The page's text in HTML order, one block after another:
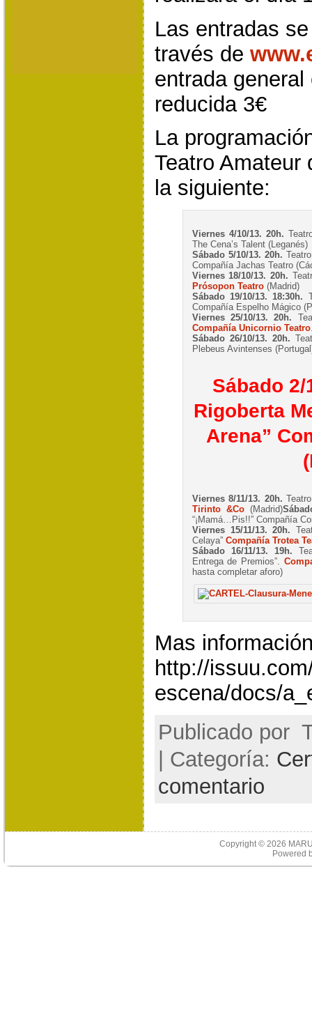
Las entradas
través de
entrada
reducida 3€
La
Teatro Amateur
la siguiente:
Viernes 4/10/13. 20h.
The Cena’s Talent (Leganés)
Sábado 5/10/13. 20h.
Compañía Jachas Teatro
Viernes 18/10/13. 20h.
Prósopon Teatro(Madrid)
Sábado 19/10/13. 18:30h.
Compañía Espelho Mágico
Viernes 25/10/13. 20h.
Compañía Unicornio Teatro
Sábado 26/10/13. 20h.
Plebeus Avintenses
Sábado 2/
Rigoberta
Arena”
Viernes 8/11/13. 20h.
Tirinto &Co(Madrid)
“¡Mamá…Pis!!” Compañía
Viernes 15/11/13. 20h.
Celaya”Compañía Trotea
Sábado 16/11/13. 19h.
Entrega de Premios”.
hasta completar aforo)
Mas
http://
escena/docs/
Publicado por
| Categoría:
comentario
Copyright © 2026
Powered